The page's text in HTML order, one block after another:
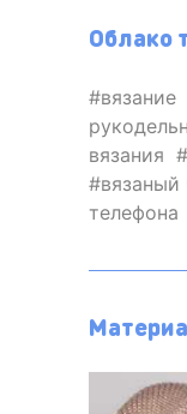
Облако
вязание
вязания
вязаный
телефона